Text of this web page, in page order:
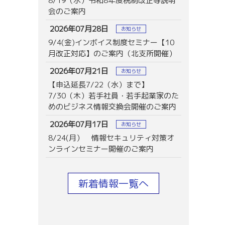
会のご案内
2026年07月28日
お知らせ
9/4(金)インボイス制度セミナー【10
月改正対応】のご案内（北支所開催）
2026年07月21日
お知らせ
【申込延長7/22（水）まで】
7/30（木）若手社員・若手起業家のた
めのビジネス情報交換会開催のご案内
2026年07月17日
お知らせ
8/24(月） 情報セキュリティ対策オ
ンラインセミナー開催のご案内
新着情報一覧へ